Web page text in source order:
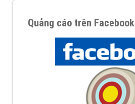
Quảng cáo trên Facebook